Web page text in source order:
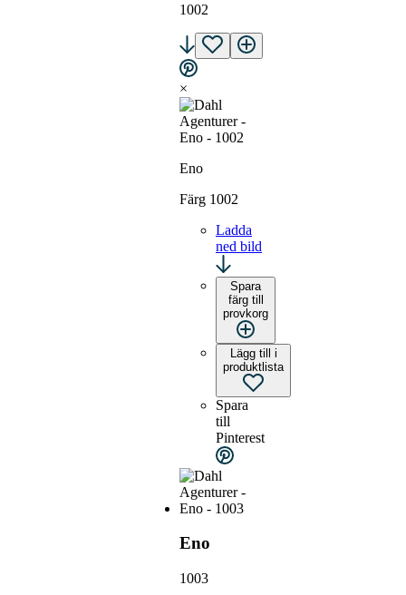
1002
×
Eno
Färg 1002
Ladda
ned bild
Spara
färg till
provkorg
Lägg till i
produktlista
Spara
till
Pinterest
Eno
1003